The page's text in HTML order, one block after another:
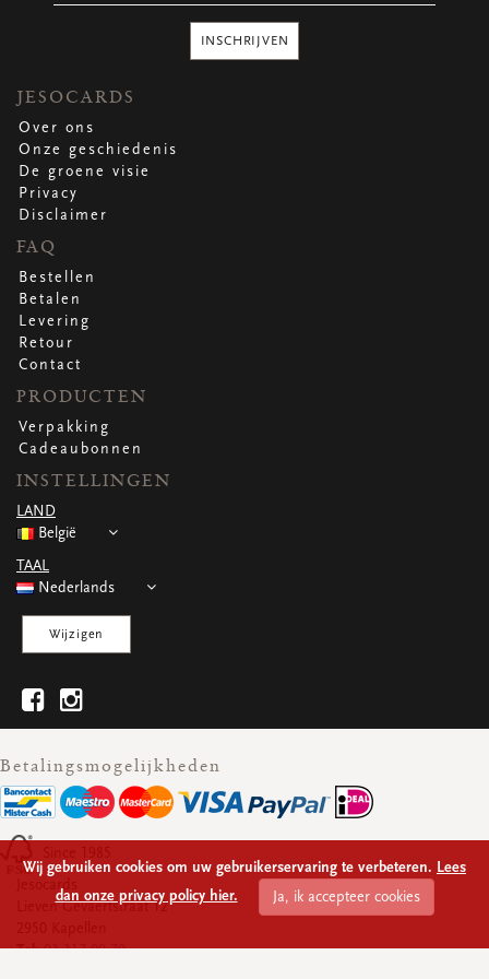
bekijk alle
bekijk alle
bekijk alle
bekijk alle
VERPAKKING
Verpakking op rol
bekijk alle
Hoezen
bekijk alle
Flowerbag
bekijk alle
Draagtassen
bekijk alle
Omslagen
bekijk alle
bekijk alle
Vierkante wenskaartjes
bekijk alle
bekijk alle
Rechthoekige wenskaartjes
bekijk alle
Wenskaarten
bekijk alle
Per gelegenheid
bekijk alle
INSCHRIJVEN
JESOCARDS
Over ons
Onze geschiedenis
De groene visie
Privacy
Disclaimer
FAQ
Bestellen
Betalen
Levering
Retour
Contact
PRODUCTEN
Verpakking
Cadeaubonnen
INSTELLINGEN
LAND
België
TAAL
Nederlands
Wijzigen
Betalingsmogelijkheden
Jesocards
Lieven Gevaertstraat 12
Tel: 03 317 09 70
Wij gebruiken cookies om uw gebruikerservaring te verbeteren. Lees
dan onze privacy policy hier.
Ja, ik accepteer cookies